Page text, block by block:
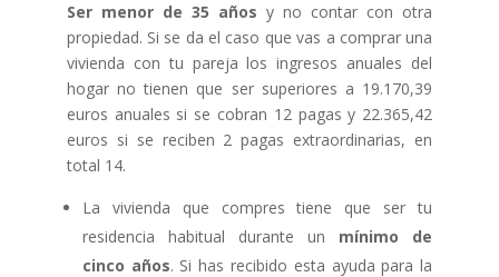
Ser menor de 35 años y no contar con otra
propiedad. Si se da el caso que vas a comprar una
vivienda con tu pareja los ingresos anuales del
hogar no tienen que ser superiores a 19.170,39
euros anuales si se cobran 12 pagas y 22.365,42
euros si se reciben 2 pagas extraordinarias, en
total 14.
La vivienda que compres tiene que ser tu
residencia habitual durante un mínimo de
cinco años. Si has recibido esta ayuda para la